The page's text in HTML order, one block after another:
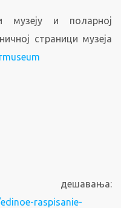
музеју и поларној
страници музеја
дешавања:
raspisanie-